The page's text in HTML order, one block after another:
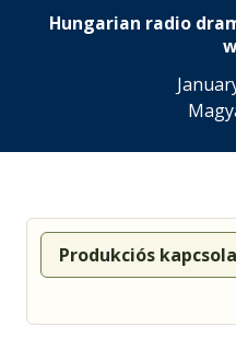
Hungarian radio
Produkciós